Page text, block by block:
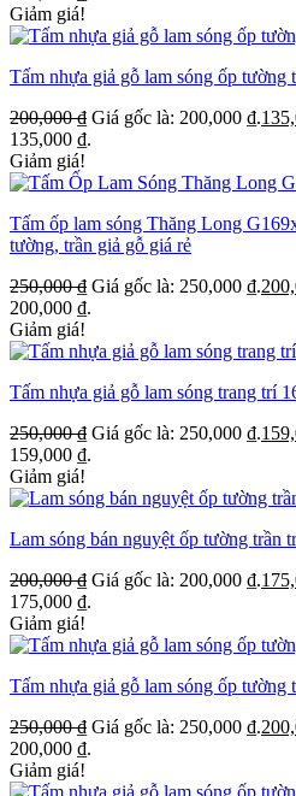
Giảm giá!
Tấm nhựa giả gỗ lam sóng ốp
200,000₫ Giá gốc là: 200,000 ₫.
135,000 ₫.
Giảm giá!
Tấm ốp lam sóng Thăng Long
tường, trần giả gỗ giá rẻ
250,000₫ Giá gốc là: 250,000 ₫.
200,000 ₫.
Giảm giá!
Tấm nhựa giả gỗ lam sóng trang trí
250,000₫ Giá gốc là: 250,000 ₫.
159,000 ₫.
Giảm giá!
Lam sóng bán nguyệt ốp tường trần
200,000₫ Giá gốc là: 200,000 ₫.
175,000 ₫.
Giảm giá!
Tấm nhựa giả gỗ lam sóng ốp
250,000₫ Giá gốc là: 250,000 ₫.
200,000 ₫.
Giảm giá!